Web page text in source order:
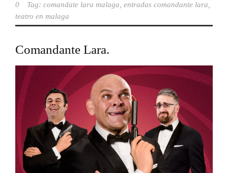
0
Tag: comandate lara malaga entradas comandante lara
teatro en malaga
Comandante Lara.